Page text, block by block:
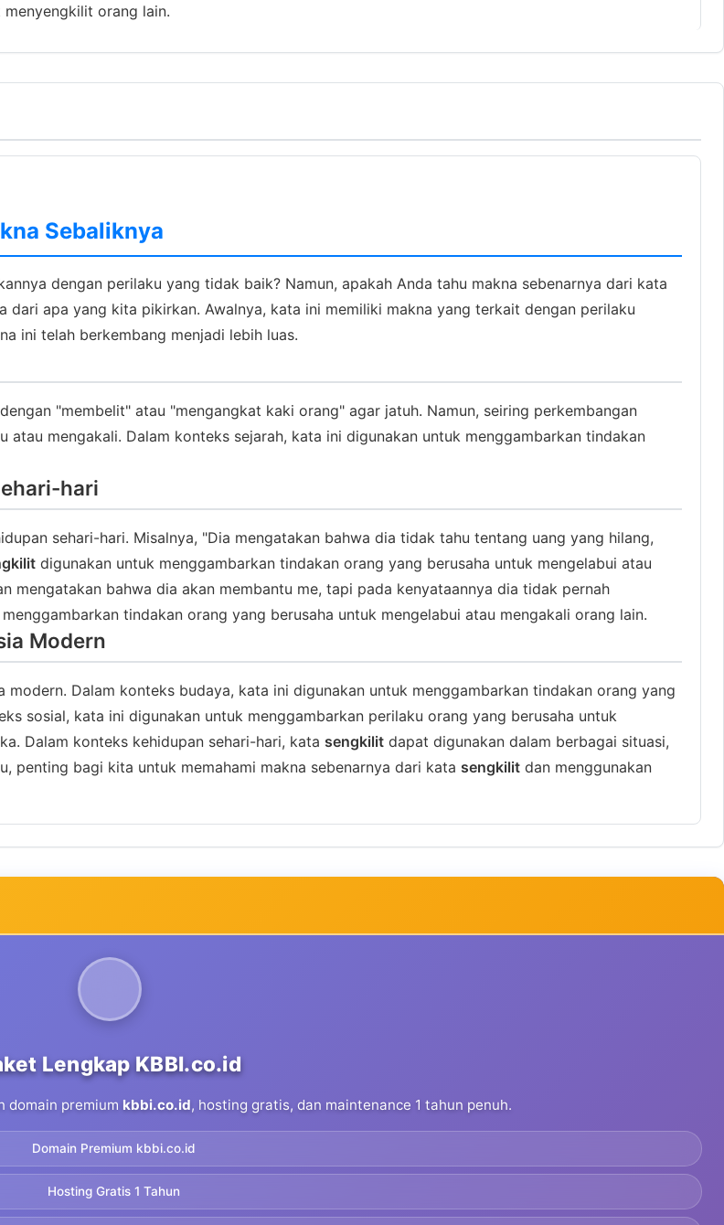
orang lain.
Sebaliknya
dengan perilaku yang tidak baik? Namun, apakah Anda tahu makna sebenarnya dari kata
dari apa yang kita pikirkan. Awalnya, kata ini memiliki makna yang terkait dengan perilaku
ini telah berkembang menjadi lebih luas.
"membelit" atau "mengangkat kaki orang" agar jatuh. Namun, seiring perkembangan
mengakali. Dalam konteks sejarah, kata ini digunakan untuk menggambarkan tindakan
hari
sehari-hari. Misalnya, "Dia mengatakan bahwa dia tidak tahu tentang uang yang hilang,
digunakan untuk menggambarkan tindakan orang yang berusaha untuk mengelabui atau
mengatakan bahwa dia akan membantu me, tapi pada kenyataannya dia tidak pernah
tindakan orang yang berusaha untuk mengelabui atau mengakali orang lain.
Modern
Dalam konteks budaya, kata ini digunakan untuk menggambarkan tindakan orang yang
sosial, kata ini digunakan untuk menggambarkan perilaku orang yang berusaha untuk
Dalam konteks kehidupan sehari-hari, kata sengkilit dapat digunakan dalam berbagai situasi,
penting bagi kita untuk memahami makna sebenarnya dari kata sengkilit dan menggunakan
Lengkap KBBI.co.id
domain premium kbbi.co.id, hosting gratis, dan maintenance 1 tahun penuh.
Domain Premium kbbi.co.id
Hosting Gratis 1 Tahun